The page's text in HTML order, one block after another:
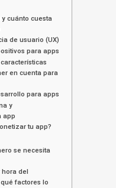
cuánto cuesta
de usuario (UX)
para apps
en cuenta para
para apps
y
app
tu app?
se necesita
hora del
factores lo